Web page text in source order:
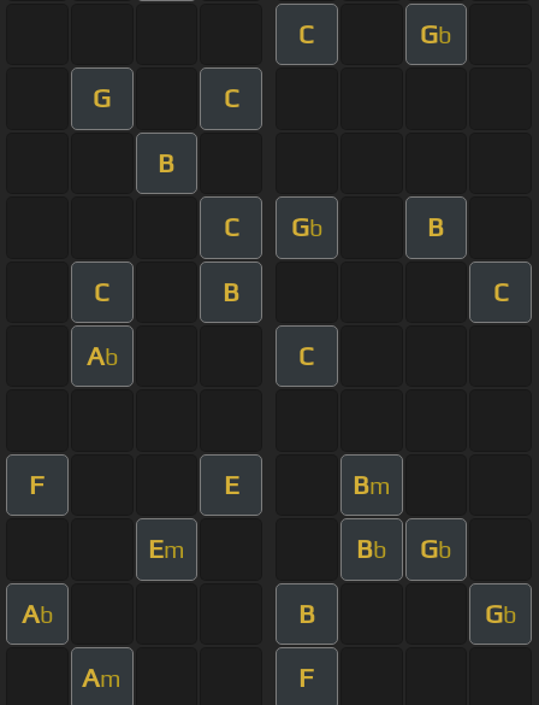
C Gb
G C
B
C Gb B
C B C
Ab C
F E Bm
Em Bb Gb
Ab B Gb
Am F